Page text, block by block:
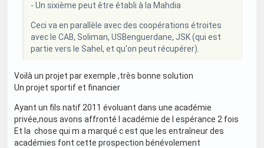
- Un sixième peut être établi à la Mahdia
Ceci va en parallèle avec des coopérations étroites
avec le CAB, Soliman, USBenguerdane, JSK (qui est
partie vers le Sahel, et qu'on peut récupérer).
Voilà un projet par exemple ,très bonne solution
Un projet sportif et financier
Ayant un fils natif 2011 évoluant dans une académie
privée,nous avons affronté l académie de l espérance 2 fois
Et la chose qui m a marqué c est que les entraîneur des
académies font cette prospection bénévolement